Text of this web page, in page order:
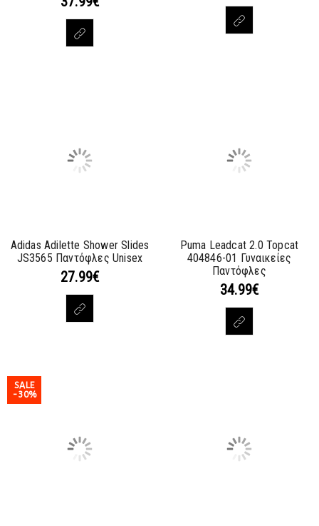
Adidas Adilette Shower Slides
JS3565 Παντόφλες Unisex
27.99€
Puma Leadcat 2.0 Topcat
404846-01 Γυναικείες
Παντόφλες
34.99€
SALE
-30%